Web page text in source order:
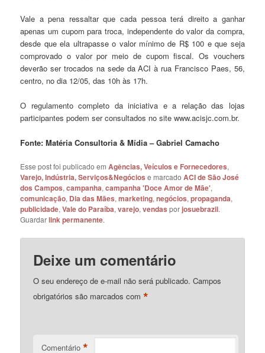
Vale a pena ressaltar que cada pessoa terá direito a ganhar
apenas um cupom para troca, independente do valor da compra,
desde que ela ultrapasse o valor mínimo de R$ 100 e que seja
comprovado o valor por meio de cupom fiscal. Os vouchers
deverão ser trocados na sede da ACI à rua Francisco Paes, 56,
centro, no dia 12/05, das 10h às 17h.
O regulamento completo da iniciativa e a relação das lojas
participantes podem ser consultados no site www.acisjc.com.br.
Fonte: Matéria Consultoria & Mídia – Gabriel Camacho
Esse post foi publicado emAgências, Veículos e Fornecedores,
Varejo, Indústria, Serviços&Negócios e marcadoACI de São José
dos Campos,campanha,campanha 'Doce Amor de Mãe',
comunicação, Dia das Mães,marketing,negócios,propaganda,
publicidade,Vale do Paraíba,varejo,vendas porjosuebrazil.
Guardarlink permanente.
Deixe um comentário
O seu endereço de e-mail não será publicado. Campos
obrigatórios são marcados com*
Comentário *